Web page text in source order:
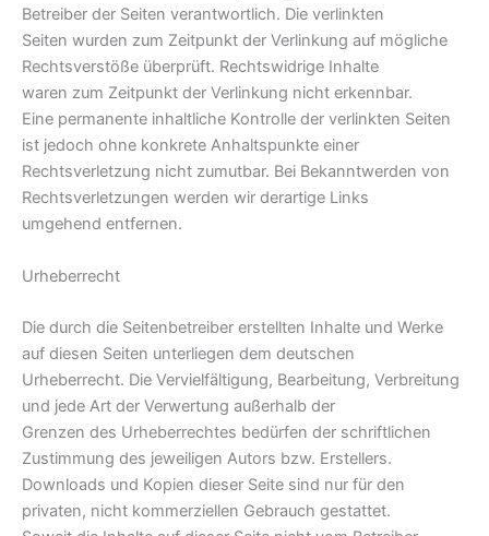
Betreiber der Seiten verantwortlich. Die verlinkten
Seiten wurden zum Zeitpunkt der Verlinkung auf mögliche
Rechtsverstöße überprüft. Rechtswidrige Inhalte
waren zum Zeitpunkt der Verlinkung nicht erkennbar.
Eine permanente inhaltliche Kontrolle der verlinkten Seiten
ist jedoch ohne konkrete Anhaltspunkte einer
Rechtsverletzung nicht zumutbar. Bei Bekanntwerden von
Rechtsverletzungen werden wir derartige Links
umgehend entfernen.
Urheberrecht
Die durch die Seitenbetreiber erstellten Inhalte und Werke
auf diesen Seiten unterliegen dem deutschen
Urheberrecht. Die Vervielfältigung, Bearbeitung, Verbreitung
und jede Art der Verwertung außerhalb der
Grenzen des Urheberrechtes bedürfen der schriftlichen
Zustimmung des jeweiligen Autors bzw. Erstellers.
Downloads und Kopien dieser Seite sind nur für den
privaten, nicht kommerziellen Gebrauch gestattet.